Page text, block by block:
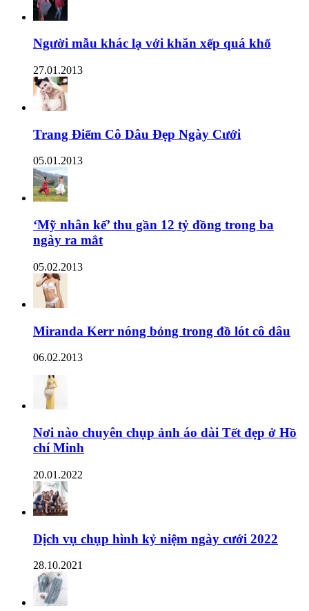
Người mẫu khác lạ với khăn xếp quá khổ
27.01.2013
Trang Điểm Cô Dâu Đẹp Ngày Cưới
05.01.2013
‘Mỹ nhân kế’ thu gần 12 tỷ đồng trong ba
ngày ra mắt
05.02.2013
Miranda Kerr nóng bỏng trong đồ lót cô dâu
06.02.2013
Nơi nào chuyên chụp ảnh áo dài Tết đẹp ở Hồ
chí Minh
20.01.2022
Dịch vụ chụp hình kỷ niệm ngày cưới 2022
28.10.2021